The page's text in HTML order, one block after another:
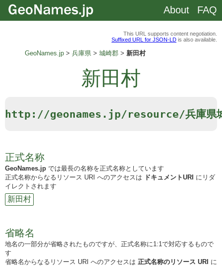
This URL supports content negotiation.
Suffixed URL for JSON-LD is also available.
GeoNames.jp 兵庫県 城崎郡 新田村
新田村
http://geonames.jp/resource/兵庫県城
正式名称
GeoNames.jp では最長の名称を正式名称としています
正式名称からなるリソース URI へのアクセスは ドキュメントURI にリダ
イレクトされます
新田村
省略名
地名の一部分が省略されたものですが、正式名称に1:1で対応するもので
す
省略名からなるリソース URI へのアクセスは 正式名称のリソース URI に
About FAQ